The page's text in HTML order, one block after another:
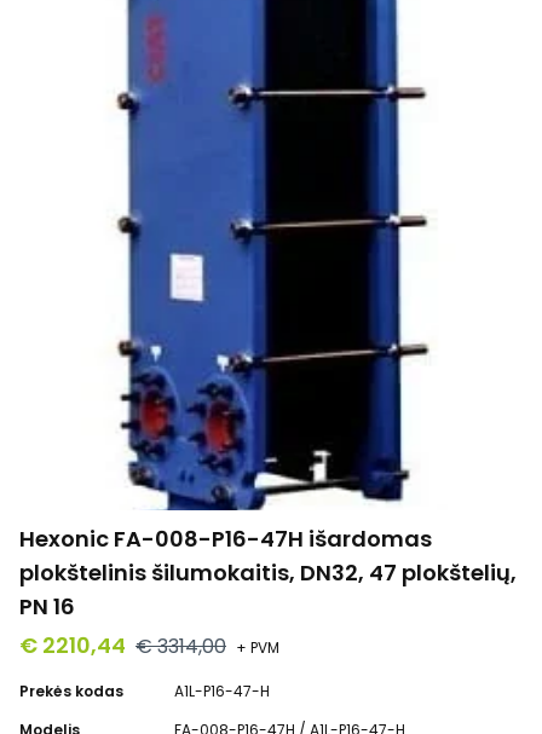
Hexonic FA-008-P16-47H išardomas
plokštelinis šilumokaitis, DN32, 47 plokštelių,
PN 16
€ 2210,44 € 3314,00 + PVM
Prekės kodas
A1L-P16-47-H
Modelis
FA-008-P16-47H / A1L-P16-47-H